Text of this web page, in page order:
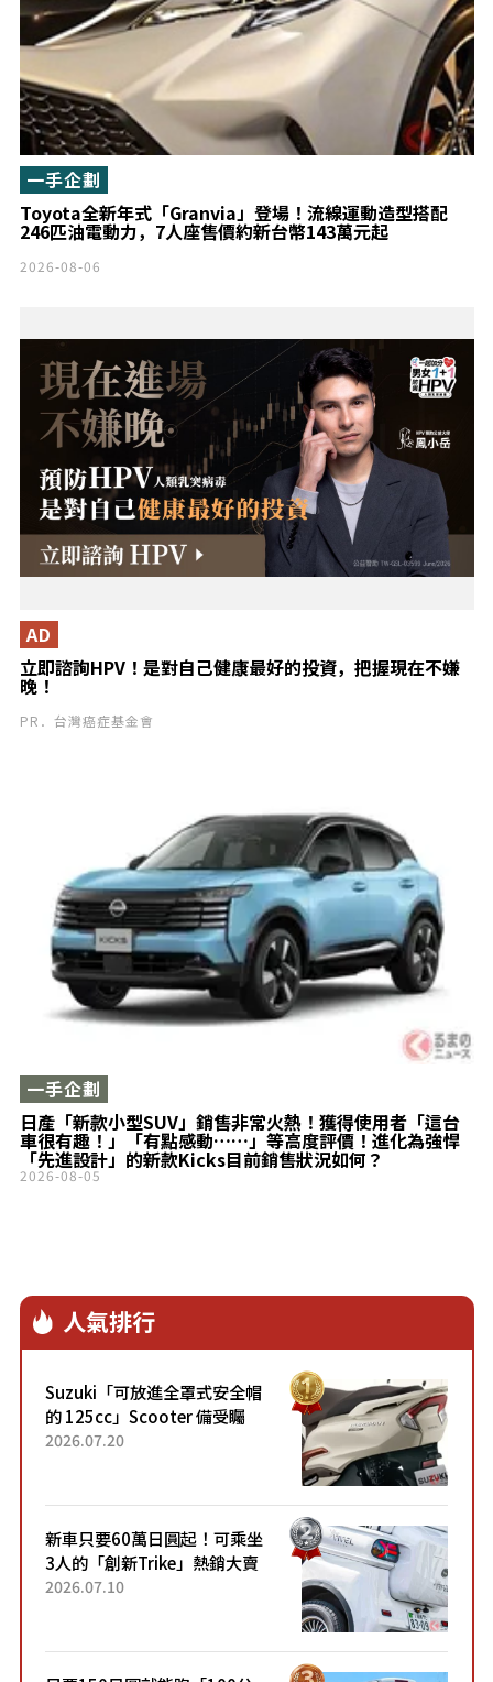
Toyota全新年式「Granvia」登場！流線運動造型搭配
246匹油電動力，7人座售價約新台幣143萬元起
一手企劃
2026-08-06
立即諮詢HPV！是對自己健康最好的投資，把握現在不嫌
晚！
AD
PR．台灣癌症基金會
日產「新款小型SUV」銷售非常火熱！獲得使用者「這台
車很有趣！」「有點感動……」等高度評價！進化為強悍
「先進設計」的新款Kicks目前銷售狀況如何？
一手企劃
2026-08-05
人氣排行
Suzuki「可放進全罩式安全帽
的 125cc」Scooter 備受矚
目！採用全新流線設計與各項
2026.07.20
新車只要60萬日圓起！可乘坐
3人的「創新Trike」熱銷大賣
成為人氣車款！「養車成本真
2026.07.10